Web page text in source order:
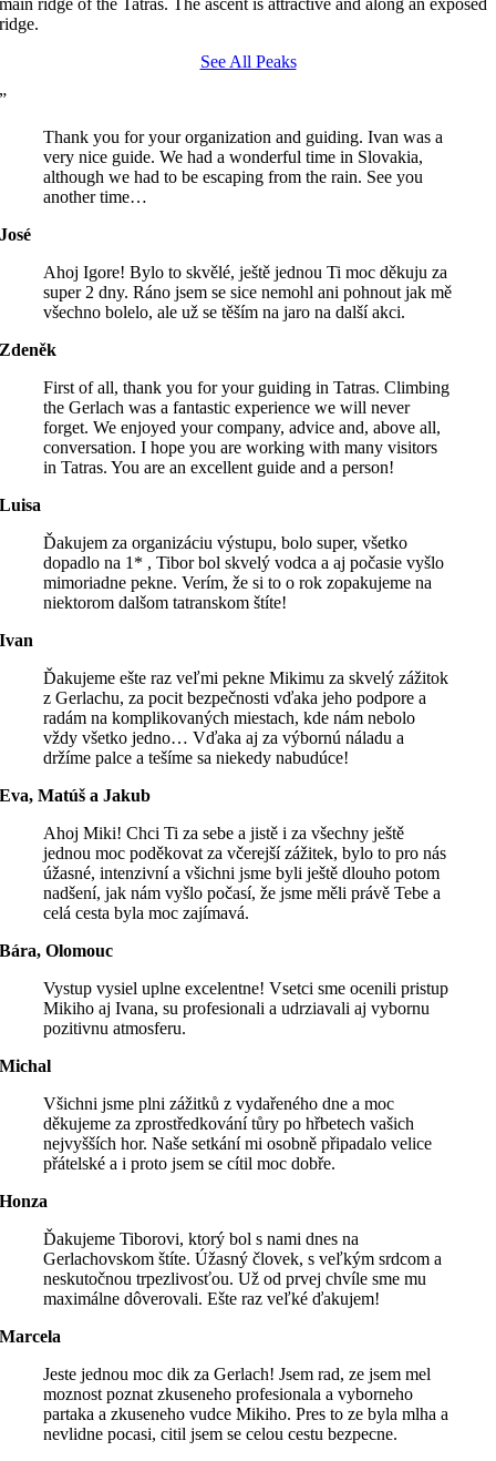
main ridge of the Tatras. The ascent is attractive and along an exposed
ridge.
See All Peaks
”
Thank you for your organization and guiding. Ivan was a
very nice guide. We had a wonderful time in Slovakia,
although we had to be escaping from the rain. See you
another time…
José
Ahoj Igore! Bylo to skvělé, ještě jednou Ti moc děkuju za
super 2 dny. Ráno jsem se sice nemohl ani pohnout jak mě
všechno bolelo, ale už se těším na jaro na další akci.
Zdeněk
First of all, thank you for your guiding in Tatras. Climbing
the Gerlach was a fantastic experience we will never
forget. We enjoyed your company, advice and, above all,
conversation. I hope you are working with many visitors
in Tatras. You are an excellent guide and a person!
Luisa
Ďakujem za organizáciu výstupu, bolo super, všetko
dopadlo na 1* , Tibor bol skvelý vodca a aj počasie vyšlo
mimoriadne pekne. Verím, že si to o rok zopakujeme na
niektorom dalšom tatranskom štíte!
Ivan
Ďakujeme ešte raz veľmi pekne Mikimu za skvelý zážitok
z Gerlachu, za pocit bezpečnosti vďaka jeho podpore a
radám na komplikovaných miestach, kde nám nebolo
vždy všetko jedno… Vďaka aj za výbornú náladu a
držíme palce a tešíme sa niekedy nabudúce!
Eva, Matúš a Jakub
Ahoj Miki! Chci Ti za sebe a jistě i za všechny ještě
jednou moc poděkovat za včerejší zážitek, bylo to pro nás
úžasné, intenzivní a všichni jsme byli ještě dlouho potom
nadšení, jak nám vyšlo počasí, že jsme měli právě Tebe a
celá cesta byla moc zajímavá.
Bára, Olomouc
Vystup vysiel uplne excelentne! Vsetci sme ocenili pristup
Mikiho aj Ivana, su profesionali a udrziavali aj vybornu
pozitivnu atmosferu.
Michal
Všichni jsme plni zážitků z vydařeného dne a moc
děkujeme za zprostředkování tůry po hřbetech vašich
nejvyšších hor. Naše setkání mi osobně připadalo velice
přátelské a i proto jsem se cítil moc dobře.
Honza
Ďakujeme Tiborovi, ktorý bol s nami dnes na
Gerlachovskom štíte. Úžasný človek, s veľkým srdcom a
neskutočnou trpezlivosťou. Už od prvej chvíle sme mu
maximálne dôverovali. Ešte raz veľké ďakujem!
Marcela
Jeste jednou moc dik za Gerlach! Jsem rad, ze jsem mel
moznost poznat zkuseneho profesionala a vyborneho
partaka a zkuseneho vudce Mikiho. Pres to ze byla mlha a
nevlidne pocasi, citil jsem se celou cestu bezpecne.